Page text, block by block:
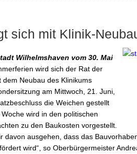
sich mit Klinik-
Wilhelmshaven vom 30. Mai
wird sich der Rat der
Neubau des Klinikums
am Mittwoch, 21. Juni,
die Weichen gestellt
wird in den politischen
zu den Baukosten vorgestellt.
davon ausgehen, dass das
wird“, so Oberbürgermeister